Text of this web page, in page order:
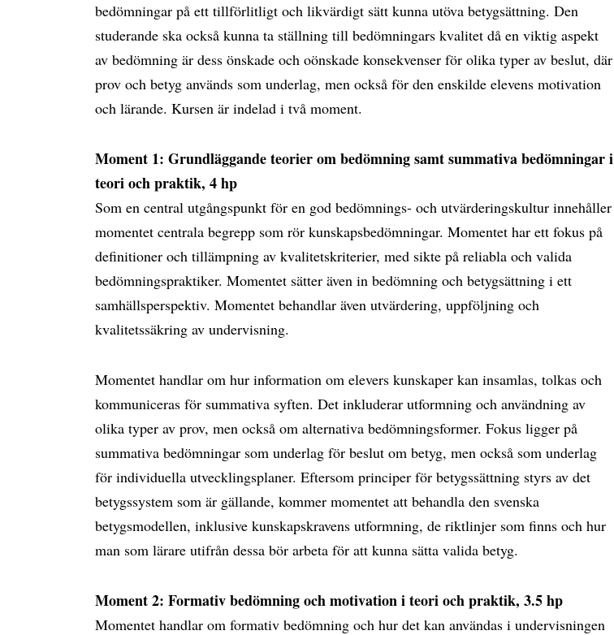
bedömningar på ett tillförlitligt och likvärdigt sätt kunna utöva betygsättning. Den
studerande ska också kunna ta ställning till bedömningars kvalitet då en viktig aspekt
av bedömning är dess önskade och oönskade konsekvenser för olika typer av beslut, där
prov och betyg används som underlag, men också för den enskilde elevens motivation
och lärande. Kursen är indelad i två moment.
Moment 1: Grundläggande teorier om bedömning samt summativa bedömningar i
teori och praktik, 4 hp
Som en central utgångspunkt för en god bedömnings- och utvärderingskultur innehåller
momentet centrala begrepp som rör kunskapsbedömningar. Momentet har ett fokus på
definitioner och tillämpning av kvalitetskriterier, med sikte på reliabla och valida
bedömningspraktiker. Momentet sätter även in bedömning och betygsättning i ett
samhällsperspektiv. Momentet behandlar även utvärdering, uppföljning och
kvalitetssäkring av undervisning.
Momentet handlar om hur information om elevers kunskaper kan insamlas, tolkas och
kommuniceras för summativa syften. Det inkluderar utformning och användning av
olika typer av prov, men också om alternativa bedömningsformer. Fokus ligger på
summativa bedömningar som underlag för beslut om betyg, men också som underlag
för individuella utvecklingsplaner. Eftersom principer för betygssättning styrs av det
betygssystem som är gällande, kommer momentet att behandla den svenska
betygsmodellen, inklusive kunskapskravens utformning, de riktlinjer som finns och hur
man som lärare utifrån dessa bör arbeta för att kunna sätta valida betyg.
Moment 2: Formativ bedömning och motivation i teori och praktik, 3.5 hp
Momentet handlar om formativ bedömning och hur det kan användas i undervisningen